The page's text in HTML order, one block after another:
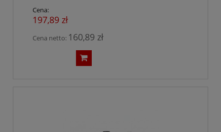
Cena:
197,89 zł
Cena netto: 160,89 zł